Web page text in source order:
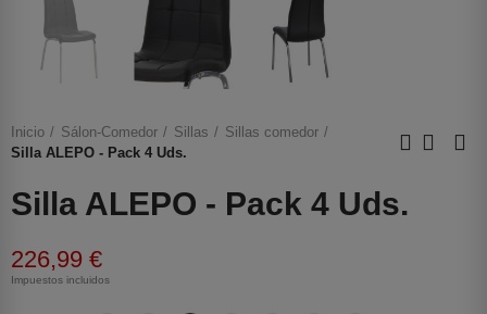
Inicio Sálon-Comedor Sillas
Sillas comedor
Silla ALEPO - Pack 4 Uds.
Silla ALEPO - Pack 4 Uds.
226,99 €
Impuestos incluidos